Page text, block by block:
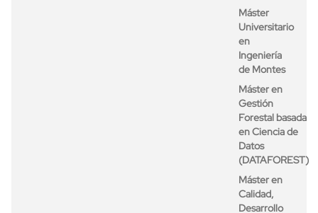
Máster
Universitario
en
Ingeniería
de Montes
Máster en
Gestión
Forestal basada
en Ciencia de
Datos
(DATAFOREST)
Máster en
Calidad,
Desarrollo